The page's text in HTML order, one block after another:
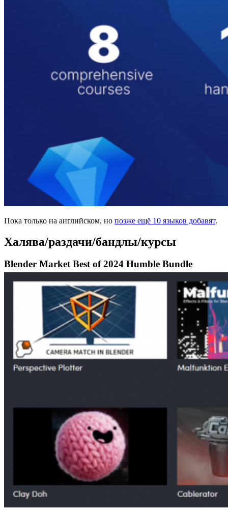
Пока только на английском, но позже ещё 10 языков добавят.
Халява/раздачи/бандлы/курсы
Blender Market Best of 2024 Humble Bundle